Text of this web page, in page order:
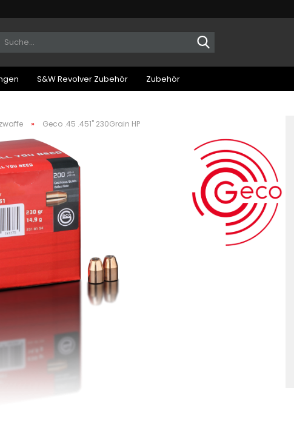
Suche...
S&W Revolver Zubehör Zubehör
» Geco .45 .451" 230Grain HP